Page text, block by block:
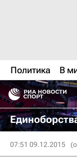
Политика В
07:51 09.12.2015